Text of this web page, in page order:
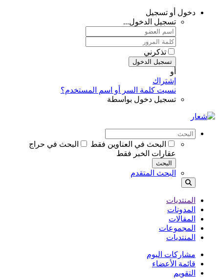
دخول أو تسجيل
تسجيل الدخول...
تذكرني
تسجيل الدخول
أو
إشتراك
نسيت كلمة السر أو اسم المستخدم؟
تسجيل دخول بواسطة
البحث في العناوين فقط
البحث في حراج
عقارات الخبر فقط
البحث
البحث المتقدم
المنتديات
المدونات
المقالات
المجموعات
المنتديات
مشاركات اليوم
قائمة الأعضاء
التقويم